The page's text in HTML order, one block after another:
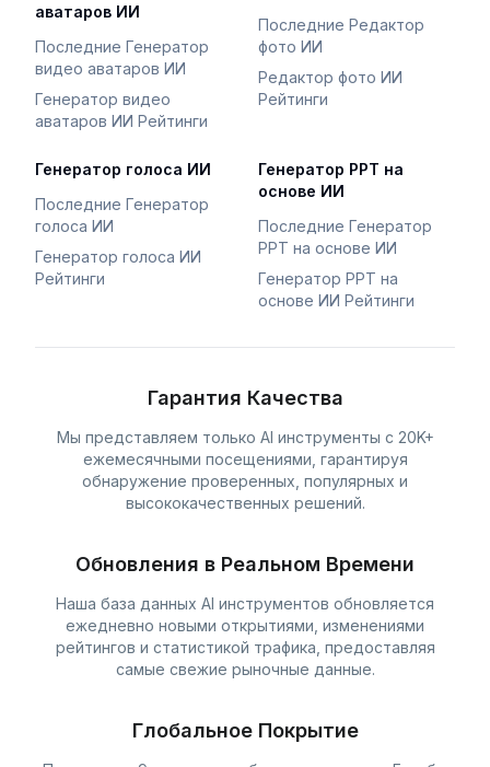
аватаров ИИ
Последние Генератор
видео аватаров ИИ
Генератор видео
аватаров ИИ Рейтинги
Последние Редактор
фото ИИ
Редактор фото ИИ
Рейтинги
Генератор голоса ИИ
Последние Генератор
голоса ИИ
Генератор голоса ИИ
Рейтинги
Генератор PPT на
основе ИИ
Последние Генератор
PPT на основе ИИ
Генератор PPT на
основе ИИ Рейтинги
Гарантия Качества
Мы представляем только AI инструменты с 20K+
ежемесячными посещениями, гарантируя
обнаружение проверенных, популярных и
высококачественных решений.
Обновления в Реальном Времени
Наша база данных AI инструментов обновляется
ежедневно новыми открытиями, изменениями
рейтингов и статистикой трафика, предоставляя
самые свежие рыночные данные.
Глобальное Покрытие